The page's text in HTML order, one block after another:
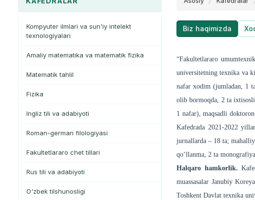
Kompyuter ilmlari va sun'iy intelekt
texnologiyalari
Amaliy matematika va matematik fizika
Matematik tahlil
Fizika
Ingliz tili va adabiyoti
Roman-german filologiyasi
Fakultetlararo chet tillari
Rus tili va adabiyoti
O'zbek tilshunosligi
Biz haqimizda
“Fakultetlararo
universitetning texnika va
nafar xodim (jumladan, 1
olib bormoqda, 2 ta
1 nafar), maqsadli
Kafedrada 2021-2022
jurnallarda – 18 ta;
qo‘llanma, 2 ta
Halqaro hamkorlik.
muassasalar Janubiy
Toshkent Davlat texnika